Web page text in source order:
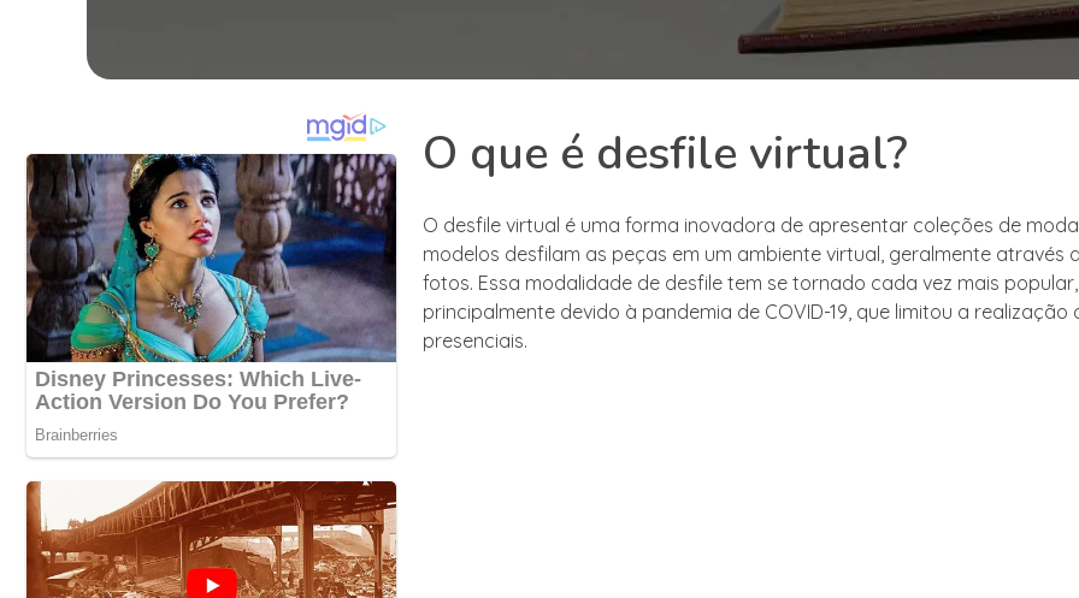
O que é desfile virtual?
O desfile virtual é uma forma inovadora de apresentar coleções de
modelos desfilam as peças em um ambiente virtual, geralmente através
fotos. Essa modalidade de desfile tem se tornado cada vez mais popular,
principalmente devido à pandemia de COVID-19, que limitou a realização
presenciais.